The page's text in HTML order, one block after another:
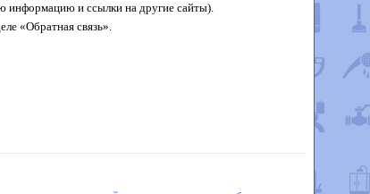
информацию и ссылки на другие сайты).
«Обратная связь».